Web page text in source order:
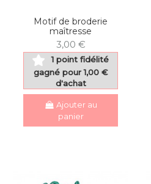
Motif de broderie
maîtresse
3,00 €
1 point fidélité
gagné pour 1,00 €
d'achat
Ajouter au
panier